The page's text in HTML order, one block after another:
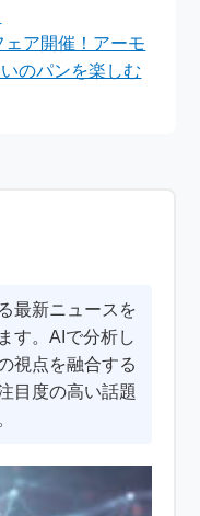
ア開催！アーモ
のパンを楽しむ
最新ニュースを
す。AIで分析し
視点を融合する
目度の高い話題